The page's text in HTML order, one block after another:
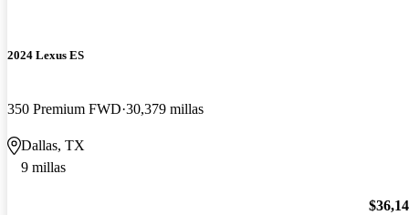
2024 Lexus ES
350 Premium FWD 30,379 millas
Dallas, TX
9 millas